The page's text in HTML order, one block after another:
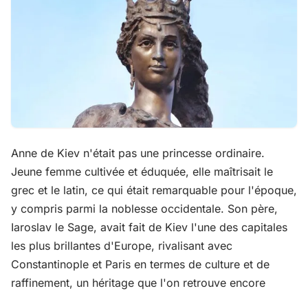
Anne de Kiev n'était pas une princesse ordinaire.
Jeune femme cultivée et éduquée, elle maîtrisait le
grec et le latin, ce qui était remarquable pour l'époque,
y compris parmi la noblesse occidentale. Son père,
Iaroslav le Sage, avait fait de Kiev l'une des capitales
les plus brillantes d'Europe, rivalisant avec
Constantinople et Paris en termes de culture et de
raffinement, un héritage que l'on retrouve encore